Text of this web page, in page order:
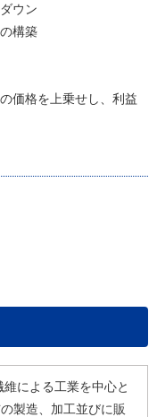
ウン
構築
価格を上乗せし、利益
による工業を中心と
製造、加工並びに販